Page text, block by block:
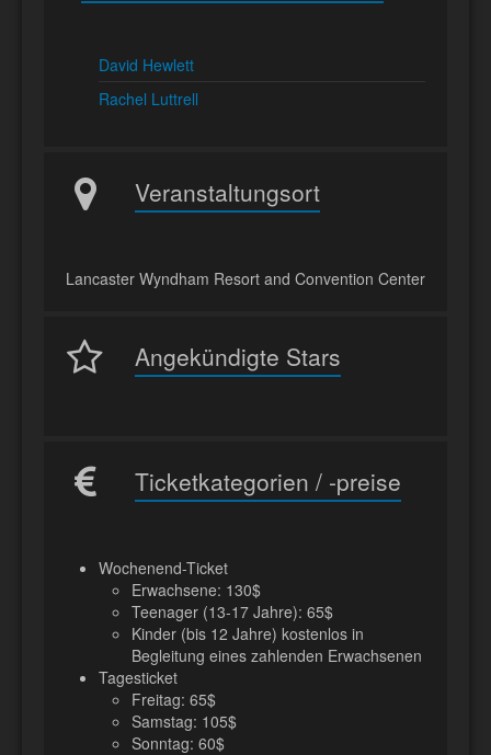
David Hewlett
Rachel Luttrell
Veranstaltungsort
Lancaster Wyndham Resort and Convention Center
Angekündigte Stars
Ticketkategorien / -preise
Wochenend-Ticket
Erwachsene: 130$
Teenager (13-17 Jahre): 65$
Kinder (bis 12 Jahre) kostenlos in
Begleitung eines zahlenden Erwachsenen
Tagesticket
Freitag: 65$
Samstag: 105$
Sonntag: 60$